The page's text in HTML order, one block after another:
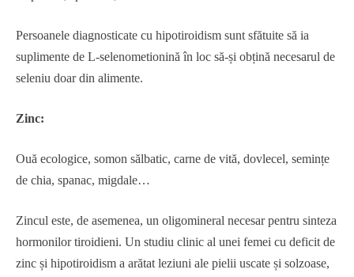
Persoanele diagnosticate cu hipotiroidism sunt sfătuite să ia
suplimente de L-selenometionină în loc să-și obțină necesarul de
seleniu doar din alimente.
Zinc:
Ouă ecologice, somon sălbatic, carne de vită, dovlecel, semințe
de chia, spanac, migdale…
Zincul este, de asemenea, un oligomineral necesar pentru sinteza
hormonilor tiroidieni. Un studiu clinic al unei femei cu deficit de
zinc și hipotiroidism a arătat leziuni ale pielii uscate și solzoase,